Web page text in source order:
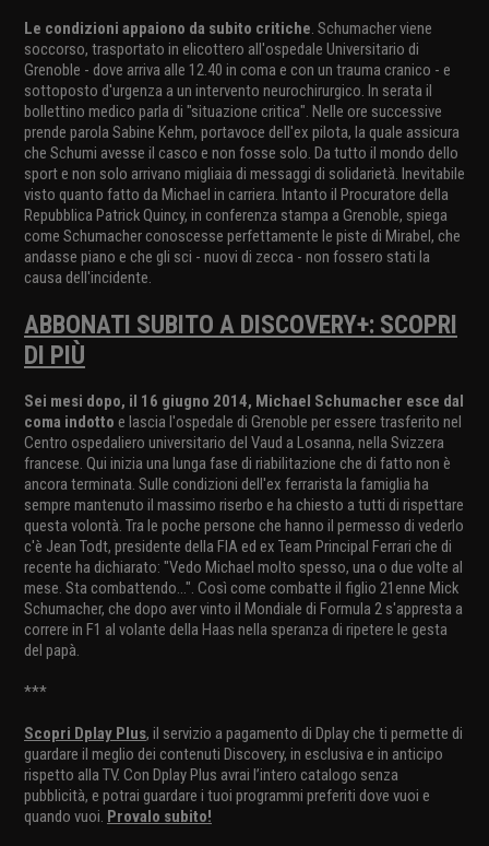
Le condizioni appaiono da subito critiche. Schumacher viene
soccorso, trasportato in elicottero all'ospedale Universitario di
Grenoble - dove arriva alle 12.40 in coma e con un trauma cranico - e
sottoposto d'urgenza a un intervento neurochirurgico. In serata il
bollettino medico parla di "situazione critica". Nelle ore successive
prende parola Sabine Kehm, portavoce dell'ex pilota, la quale assicura
che Schumi avesse il casco e non fosse solo. Da tutto il mondo dello
sport e non solo arrivano migliaia di messaggi di solidarietà. Inevitabile
visto quanto fatto da Michael in carriera. Intanto il Procuratore della
Repubblica Patrick Quincy, in conferenza stampa a Grenoble, spiega
come Schumacher conoscesse perfettamente le piste di Mirabel, che
andasse piano e che gli sci - nuovi di zecca - non fossero stati la
causa dell'incidente.
ABBONATI SUBITO A DISCOVERY+: SCOPRI
DI PIÙ
Sei mesi dopo, il 16 giugno 2014, Michael Schumacher esce dal
coma indotto e lascia l'ospedale di Grenoble per essere trasferito nel
Centro ospedaliero universitario del Vaud a Losanna, nella Svizzera
francese. Qui inizia una lunga fase di riabilitazione che di fatto non è
ancora terminata. Sulle condizioni dell'ex ferrarista la famiglia ha
sempre mantenuto il massimo riserbo e ha chiesto a tutti di rispettare
questa volontà. Tra le poche persone che hanno il permesso di vederlo
c'è Jean Todt, presidente della FIA ed ex Team Principal Ferrari che di
recente ha dichiarato: "Vedo Michael molto spesso, una o due volte al
mese. Sta combattendo...". Così come combatte il figlio 21enne Mick
Schumacher, che dopo aver vinto il Mondiale di Formula 2 s'appresta a
correre in F1 al volante della Haas nella speranza di ripetere le gesta
del papà.
***
Scopri Dplay Plus, il servizio a pagamento di Dplay che ti permette di
guardare il meglio dei contenuti Discovery, in esclusiva e in anticipo
rispetto alla TV. Con Dplay Plus avrai l’intero catalogo senza
pubblicità, e potrai guardare i tuoi programmi preferiti dove vuoi e
quando vuoi. Provalo subito!